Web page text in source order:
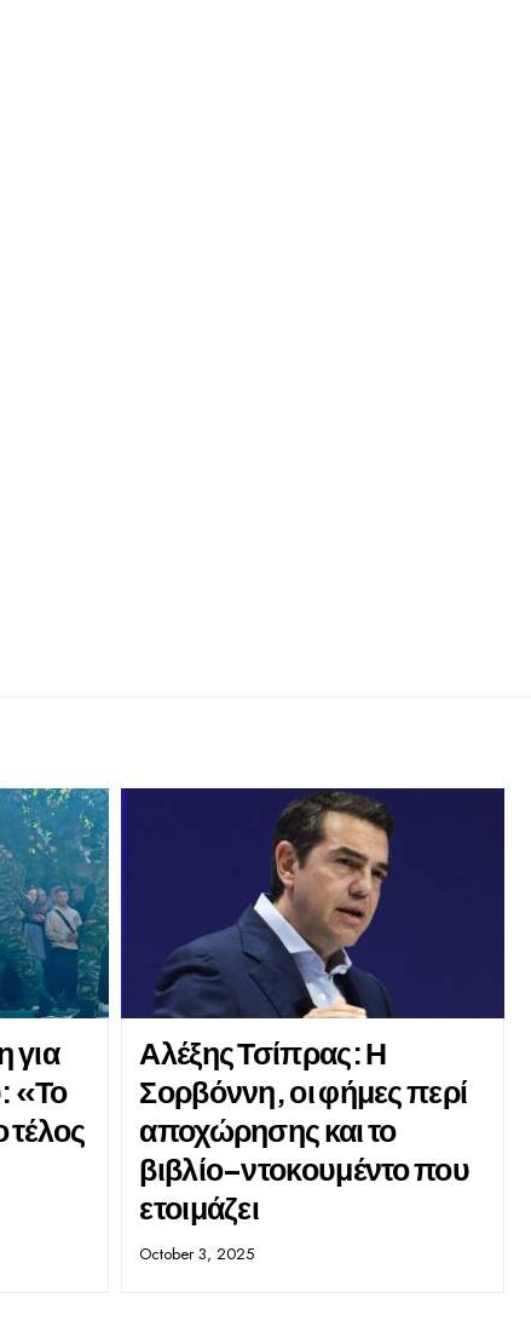
για
«Το
τέλος
Αλέξης Τσίπρας: Η
Σορβόννη, οι φήμες περί
αποχώρησης και το
βιβλίο–ντοκουμέντο που
ετοιμάζει
October 3, 2025